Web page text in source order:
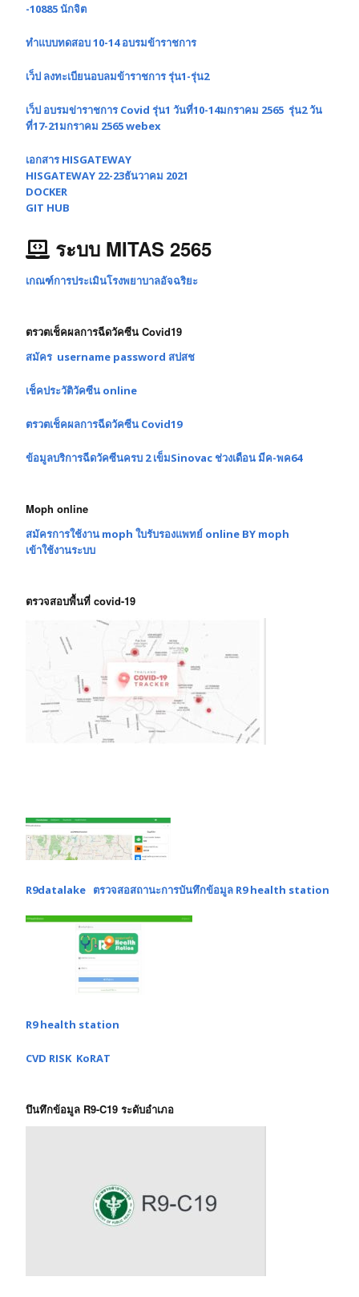
-10885 นักจิต
ทำแบบทดสอบ 10-14 อบรมข้าราชการ
เว็ป ลงทะเบียนอบลมข้าราชการ รุ่น1-รุ่น2
เว็ป อบรมข่าราชการ Covid รุ่น1 วันที่10-14มกราคม 2565 รุ่น2 วัน
ที่17-21มกราคม 2565 webex
เอกสาร HISGATEWAY
HISGATEWAY 22-23ธันวาคม 2021
DOCKER
GIT HUB
ระบบ MITAS 2565
เกณฑ์การประเมินโรงพยาบาลอัจฉริยะ
ตรวตเช็คผลการฉีดวัคซีน Covid19
สมัคร username password สปสช
เช็คประวัติวัคซีน online
ตรวตเช็คผลการฉีดวัคซีน Covid19
ข้อมูลบริการฉีดวัคซีนครบ 2 เข็มSinovac ช่วงเดือน มีค-พค64
Moph online
สมัครการใช้งาน moph ใบรับรองแพทย์ online BY moph
เข้าใช้งานระบบ
ตรวจสอบพื้นที่ covid-19
R9datalake ตรวจสอสถานะการบันทึกข้อมูล R9 health station
R9 health station
CVD RISK KoRAT
บึนทึกข้อมูล R9-C19 ระดับอำเภอ